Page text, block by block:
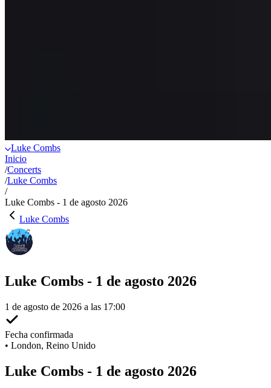
Luke Combs
Inicio
/Concerts
/Luke Combs
/
Luke Combs - 1 de agosto 2026
Luke Combs
Luke Combs - 1 de agosto 2026
1 de agosto de 2026 a las 17:00
Fecha confirmada
• London, Reino Unido
Luke Combs - 1 de agosto 2026